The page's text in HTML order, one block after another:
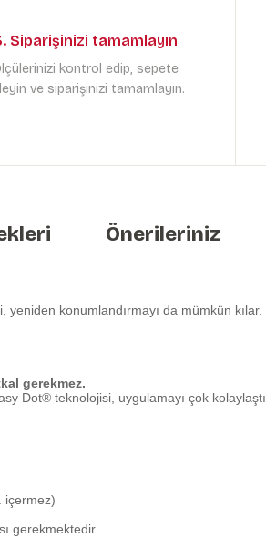
Siparişinizi tamamlayın
kontrol edip, sepete
ve siparişinizi tamamlayın.
Önerileriniz
konumlandırmayı da mümkün kılar.
gerekmez.
Dot® teknolojisi, uygulamayı çok
içermez)
gerekmektedir.